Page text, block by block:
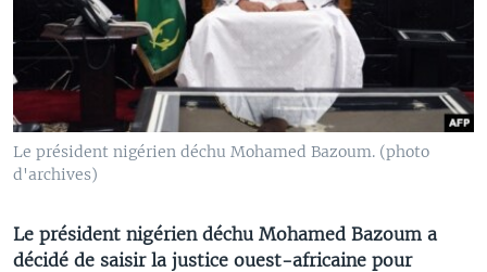
Le président nigérien déchu Mohamed Bazoum. (photo
d'archives)
Le président nigérien déchu Mohamed Bazoum a
décidé de saisir la justice ouest-africaine pour